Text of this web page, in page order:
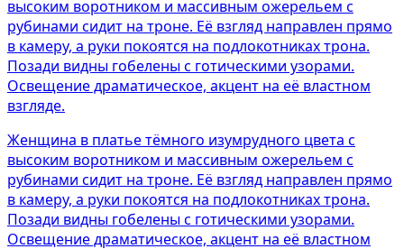
Женщина в платье тёмного изумрудного цвета с
высоким воротником и массивным ожерельем с
рубинами сидит на троне. Её взгляд направлен прямо
в камеру, а руки покоятся на подлокотниках трона.
Позади видны гобелены с готическими узорами.
Освещение драматическое, акцент на её властном